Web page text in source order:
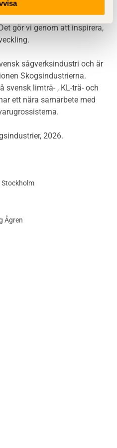
- generellt
utomhuskonstruktioner
Obehandlat
beklädnad Behandlat
Obehandlat
om trä, träprodukter och
hållbart samhälle och en
gör vi genom att inspirera,
sågverksindustri och är
Skogsindustrierna.
svensk limträ- , KL-trä- och
ett nära samarbete med
2026.
Stockholm
Ågren